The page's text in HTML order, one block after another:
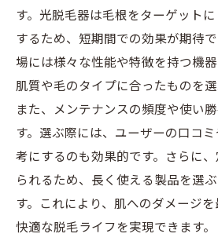
す。光脱毛器は毛根をターゲット
するため、短期間での効果が期待
場には様々な性能や特徴を持つ機
肌質や毛のタイプに合ったものを選
また、メンテナンスの頻度や使い
す。選ぶ際には、ユーザーの口コ
考にするのも効果的です。さらに
られるため、長く使える製品を選
す。これにより、肌へのダメージを
快適な脱毛ライフを実現できます。